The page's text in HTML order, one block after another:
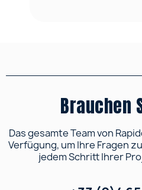
Brauchen
Das gesamte Team von
Verfügung, um Ihre Fragen
jedem Schritt Ihrer